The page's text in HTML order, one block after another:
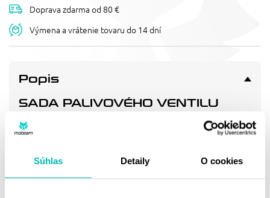
Súhlas Detaily O cookies
Doprava zdarma od 80 €
Výmena a vrátenie tovaru do 14 dní
Popis
SADA PALIVOVÉHO VENTILU
Replacement fuel valve kit. Includes: fuel valve, fuel line,
Doprava a vrátenie